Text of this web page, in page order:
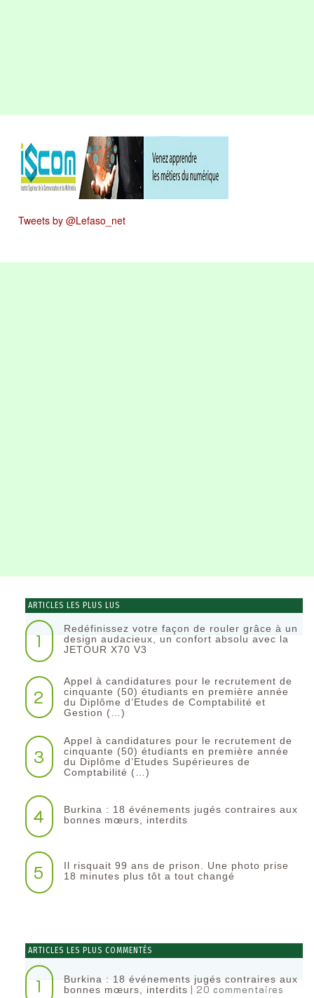
Tweets by @Lefaso_net
ARTICLES LES PLUS LUS
1
Redéfinissez votre façon de rouler grâce à un
design audacieux, un confort absolu avec la
JETOUR X70 V3
2
Appel à candidatures pour le recrutement de
cinquante (50) étudiants en première année
du Diplôme d’Etudes de Comptabilité et
Gestion (…)
3
Appel à candidatures pour le recrutement de
cinquante (50) étudiants en première année
du Diplôme d’Etudes Supérieures de
Comptabilité (…)
4
Burkina : 18 événements jugés contraires aux
bonnes mœurs, interdits
5
Il risquait 99 ans de prison. Une photo prise
18 minutes plus tôt a tout changé
ARTICLES LES PLUS COMMENTÉS
1
Burkina : 18 événements jugés contraires aux
bonnes mœurs, interdits | 20 commentaires